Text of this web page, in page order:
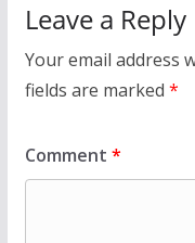
Leave a Reply
Your email address
fields are marked *
Comment *